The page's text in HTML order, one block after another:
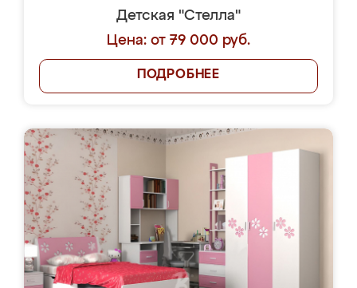
Детская "Стелла"
Цена: от 79 000 руб.
ПОДРОБНЕЕ